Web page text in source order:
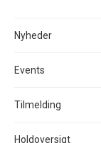
Nyheder
Events
Tilmelding
Holdoversigt